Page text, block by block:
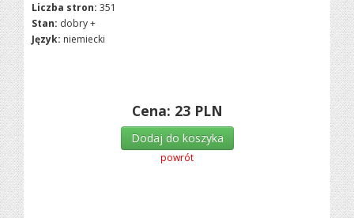
Liczba stron: 351
Stan: dobry +
Język: niemiecki
Cena: 23 PLN
Dodaj do koszyka
powrót